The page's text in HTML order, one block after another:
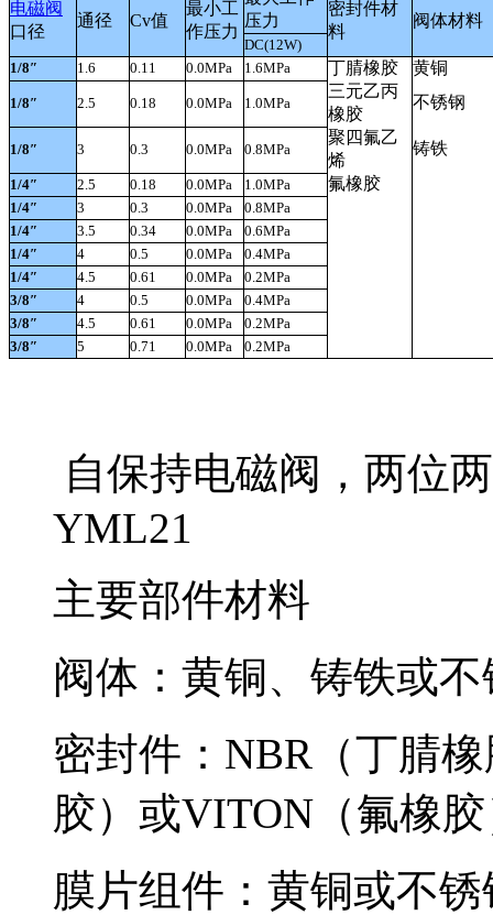
电磁阀
口径
通径 Cv值
最小工
作压力
压力
密封件材
料
阀体材料
DC(12W)
1/8″
1.6 0.11 0.0MPa 1.6MPa 丁腈橡胶 黄铜
1/8″ 2.5 0.18 0.0MPa 1.0MPa
三元乙丙
橡胶
不锈钢
1/8″ 3 0.3 0.0MPa 0.8MPa
聚四氟乙
烯
铸铁
1/4″ 2.5 0.18 0.0MPa 1.0MPa 氟橡胶
1/4″ 3 0.3 0.0MPa
0.8MPa
1/4″
3.5 0.34 0.0MPa
0.6MPa
1/4″
4 0.5 0.0MPa
0.4MPa
1/4″
4.5 0.61 0.0MPa
0.2MPa
3/8″
4 0.5 0.0MPa
0.4MPa
3/8″ 4.5 0.61 0.0MPa
0.2MPa
3/8″
5 0.71 0.0MPa 0.2MPa
自保持电磁阀，两位
YML21
主要部件材料
阀体：黄铜、铸铁或不
密封件：NBR（丁腈
胶）或VITON（氟橡
膜片组件：黄铜或不锈